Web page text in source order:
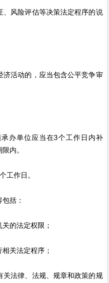
风险评估等决策法定程序的说
活动的，应当包含公平竞争审
办单位应当在3个工作日内补
内。
作日。
括：
的法定权限；
关法定程序；
法律、法规、规章和政策的规